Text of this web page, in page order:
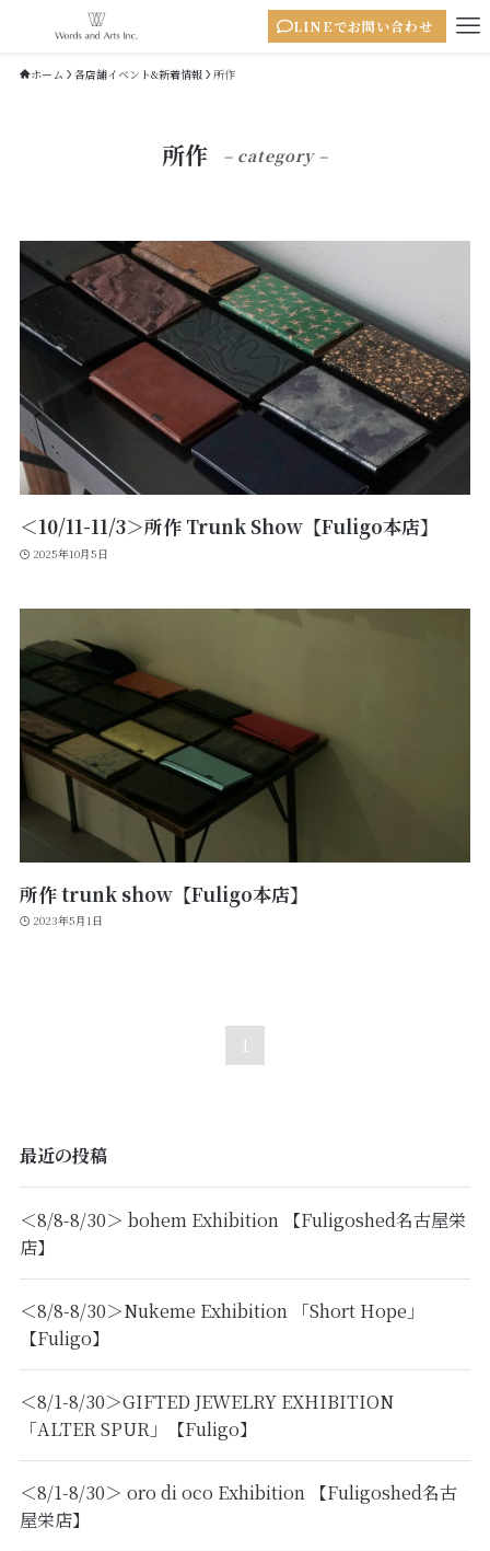
LINEでお問い合わせ
ホーム 各店舗イベント&新着情報 所作
所作 – category –
＜10/11-11/3＞所作 Trunk Show【Fuligo本店】
2025年10月5日
所作 trunk show【Fuligo本店】
2023年5月1日
1
最近の投稿
＜8/8-8/30＞ bohem Exhibition 【Fuligoshed名古屋栄
店】
＜8/8-8/30＞Nukeme Exhibition 「Short Hope」
【Fuligo】
＜8/1-8/30＞GIFTED JEWELRY EXHIBITION
「ALTER SPUR」【Fuligo】
＜8/1-8/30＞ oro di oco Exhibition 【Fuligoshed名古
屋栄店】